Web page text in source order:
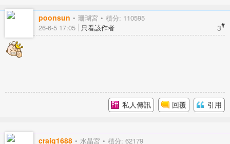
poonsun 珊瑚宮 積分: 110595
3#
26-6-5 17:05 只看該作者
私人傳訊 回覆 引用
craig1688 水晶宮 積分: 62179